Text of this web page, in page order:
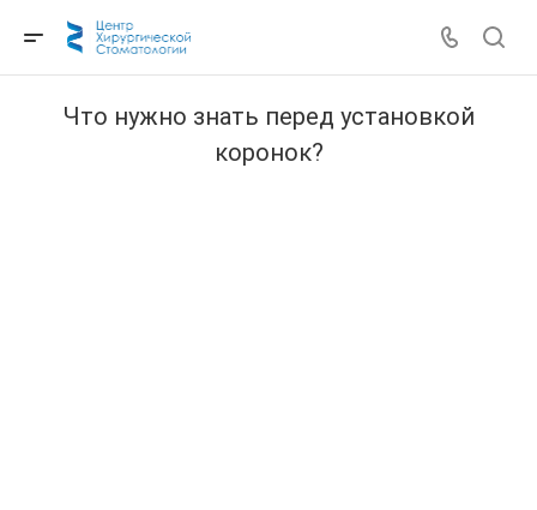
Что нужно знать перед установкой
коронок?